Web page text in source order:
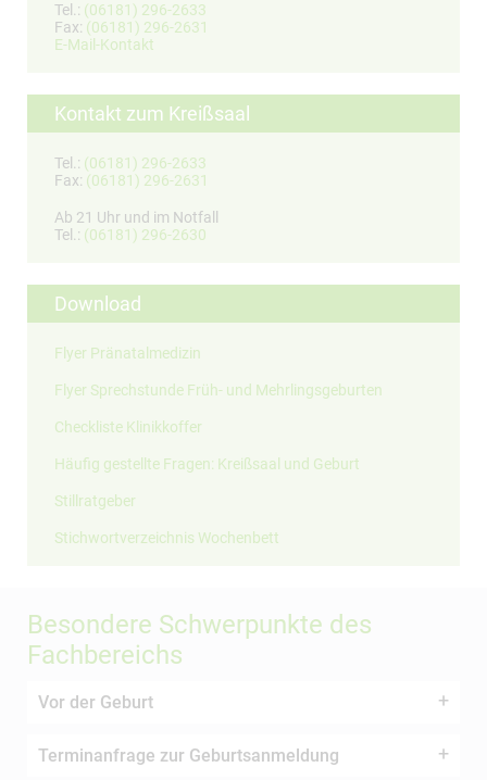
Tel.: (06181) 296-2633
Fax: (06181) 296-2631
E-Mail-Kontakt
Kontakt zum Kreißsaal
Tel.: (06181) 296-2633
Fax: (06181) 296-2631
Ab 21 Uhr und im Notfall
Tel.: (06181) 296-2630
Download
Flyer Pränatalmedizin
Flyer Sprechstunde Früh- und Mehrlingsgeburten
Checkliste Klinikkoffer
Häufig gestellte Fragen: Kreißsaal und Geburt
Stillratgeber
Stichwortverzeichnis Wochenbett
Besondere Schwerpunkte des
Fachbereichs
Vor der Geburt
Terminanfrage zur Geburtsanmeldung